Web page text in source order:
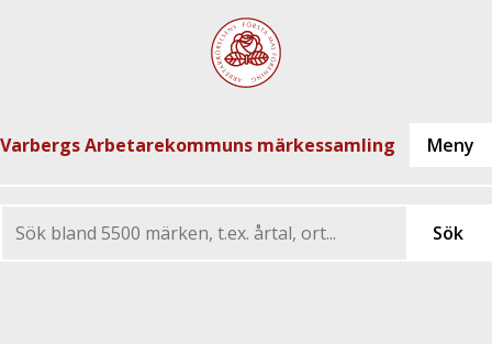
Varbergs Arbetarekommuns märkessamling